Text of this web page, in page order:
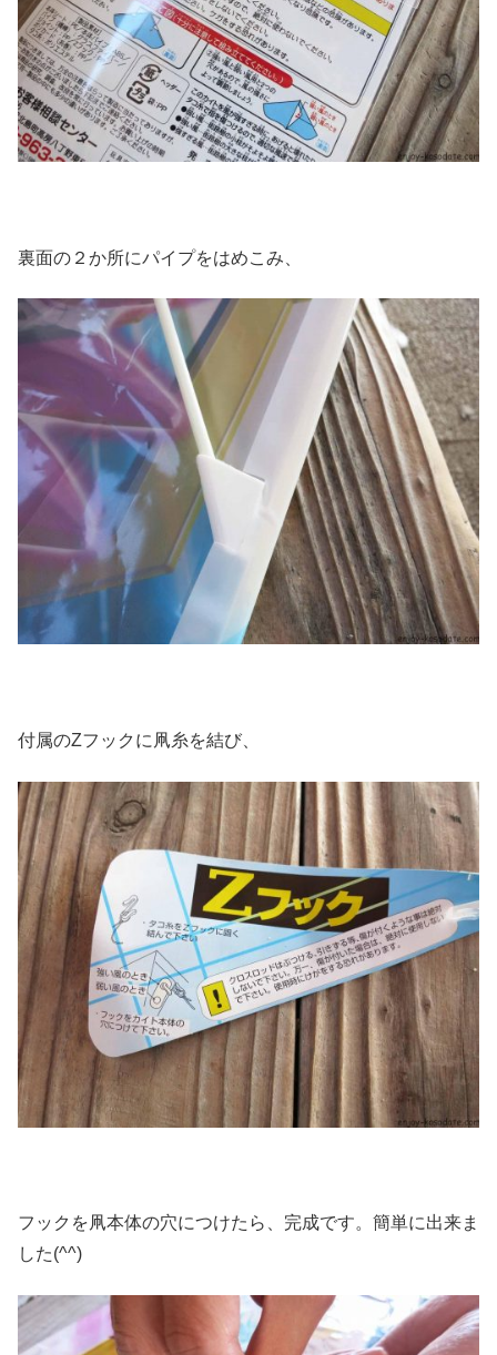
裏面の２か所にパイプをはめこみ、
付属のZフックに凧糸を結び、
フックを凧本体の穴につけたら、完成です。簡単に出来ま
した(^^)